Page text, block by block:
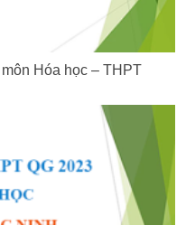
Hóa học – THPT